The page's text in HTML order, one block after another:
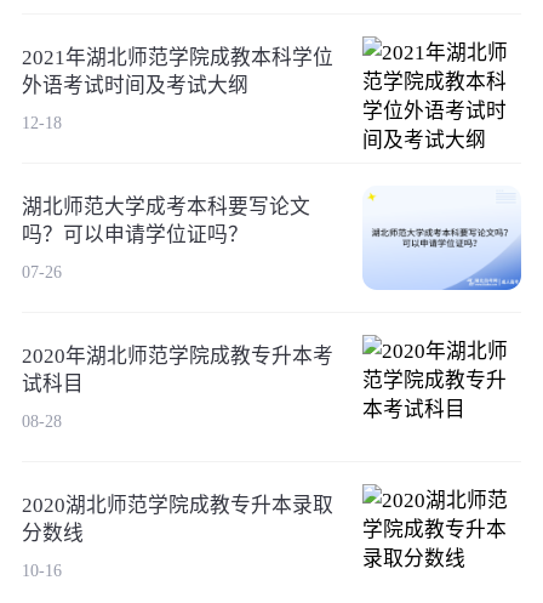
2021年湖北师范学院成教本科学位
外语考试时间及考试大纲
12-18
湖北师范大学成考本科要写论文
吗？可以申请学位证吗？
07-26
2020年湖北师范学院成教专升本考
试科目
08-28
2020湖北师范学院成教专升本录取
分数线
10-16